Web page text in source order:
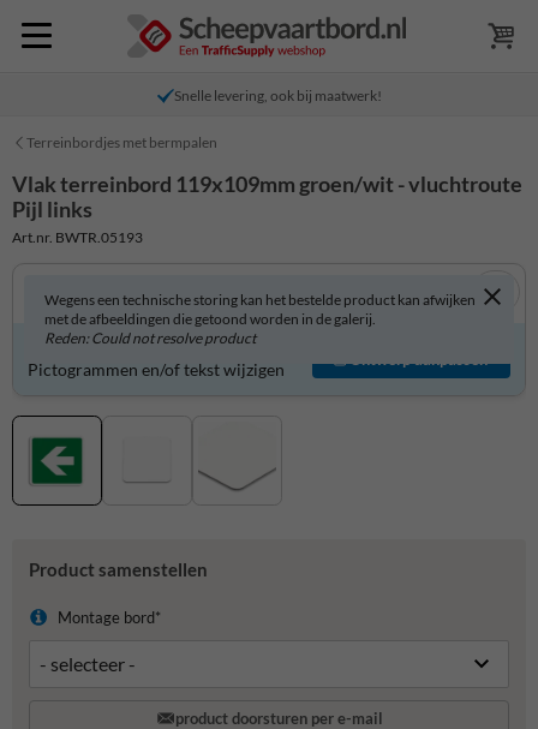
Snelle levering, ook bij maatwerk!
Terreinbordjes met bermpalen
Vlak terreinbord 119x109mm groen/wit - vluchtroute
Pijl links
Art.nr. BWTR.05193
Wegens een technische storing kan het bestelde product kan afwijken
met de afbeeldingen die getoond worden in de galerij.
Reden: Could not resolve product
Product zelf aanpassen?
Pictogrammen en/of tekst wijzigen
Ontwerp aanpassen
Product samenstellen
Montage bord*
product doorsturen per e-mail